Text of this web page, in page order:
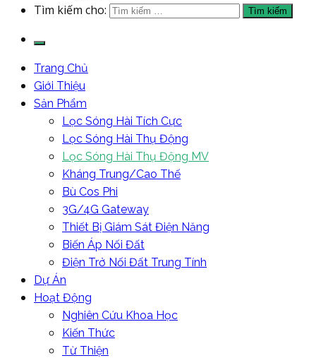
Tìm kiếm cho:
Trang Chủ
Giới Thiệu
Sản Phẩm
Lọc Sóng Hài Tích Cực
Lọc Sóng Hài Thụ Động
Lọc Sóng Hài Thụ Động MV
Kháng Trung/Cao Thế
Bù Cos Phi
3G/4G Gateway
Thiết Bị Giám Sát Điện Năng
Biến Áp Nối Đất
Điện Trở Nối Đất Trung Tính
Dự Án
Hoạt Động
Nghiên Cứu Khoa Học
Kiến Thức
Từ Thiện